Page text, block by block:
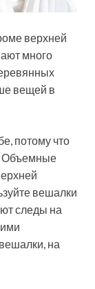
верхней
много
вещей в
потому что
Объемные
вешалки
следы на
на